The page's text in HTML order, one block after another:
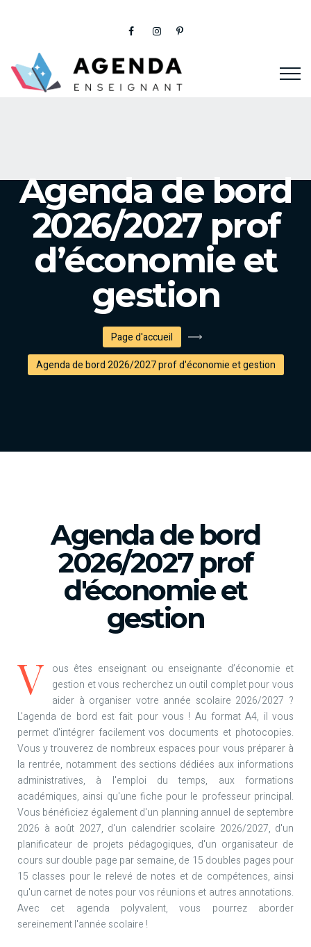
Agenda de bord
2026/2027 prof
d’économie et
gestion
Page d'accueil
Agenda de bord 2026/2027 prof d'économie et gestion
Agenda de bord
2026/2027 prof
d'économie et
gestion
V
ous êtes enseignant ou enseignante d’économie et
gestion et vous recherchez un outil complet pour vous
aider à organiser votre année scolaire 2026/2027 ?
L'agenda de bord est fait pour vous ! Au format A4, il vous
permet d'intégrer facilement vos documents et photocopies.
Vous y trouverez de nombreux espaces pour vous préparer à
la rentrée, notamment des sections dédiées aux informations
administratives, à l'emploi du temps, aux formations
académiques, ainsi qu'une fiche pour le professeur principal.
Vous bénéficiez également d'un planning annuel de septembre
2026 à août 2027, d'un calendrier scolaire 2026/2027, d'un
planificateur de projets pédagogiques, d'un organisateur de
cours sur double page par semaine, de 15 doubles pages pour
15 classes pour le relevé de notes et de compétences, ainsi
qu'un carnet de notes pour vos réunions et autres annotations.
Avec cet agenda polyvalent, vous pourrez aborder
sereinement l'année scolaire !